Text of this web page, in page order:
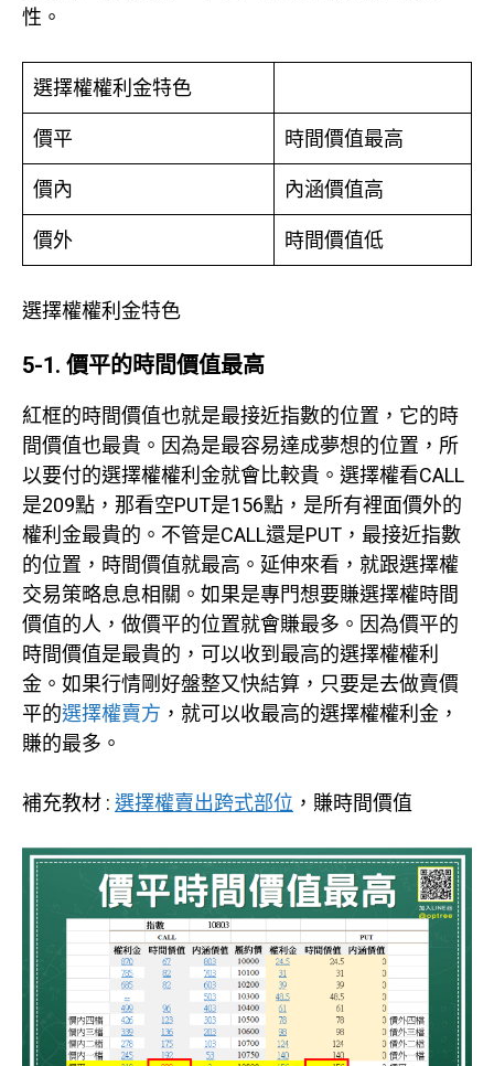
性。
選擇權權利金特色
價平 時間價值最高
價內 內涵價值高
價外 時間價值低
選擇權權利金特色
5-1. 價平的時間價值最高
紅框的時間價值也就是最接近指數的位置，它的時
間價值也最貴。因為是最容易達成夢想的位置，所
以要付的選擇權權利金就會比較貴。選擇權看CALL
是209點，那看空PUT是156點，是所有裡面價外的
權利金最貴的。不管是CALL還是PUT，最接近指數
的位置，時間價值就最高。延伸來看，就跟選擇權
交易策略息息相關。如果是專門想要賺選擇權時間
價值的人，做價平的位置就會賺最多。因為價平的
時間價值是最貴的，可以收到最高的選擇權權利
金。如果行情剛好盤整又快結算，只要是去做賣價
平的選擇權賣方 ，就可以收最高的選擇權權利金，
賺的最多。
補充教材 : 選擇權賣出跨式部位 ，賺時間價值